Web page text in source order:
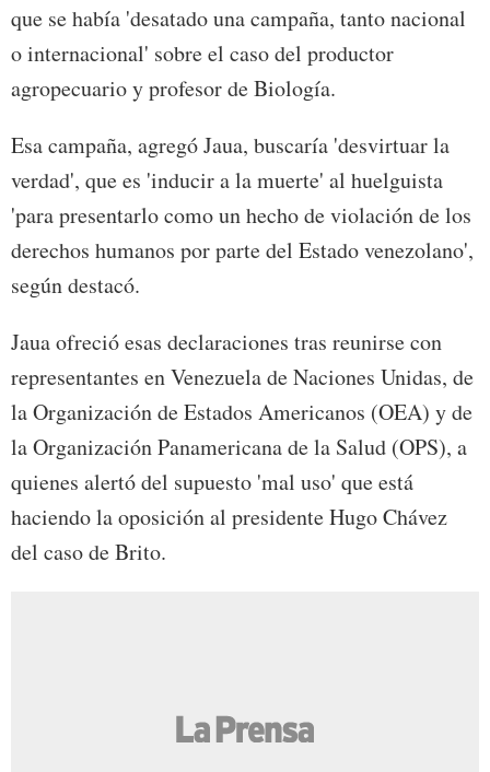
que se había 'desatado una campaña, tanto nacional
o internacional' sobre el caso del productor
agropecuario y profesor de Biología.
Esa campaña, agregó Jaua, buscaría 'desvirtuar la
verdad', que es 'inducir a la muerte' al huelguista
'para presentarlo como un hecho de violación de los
derechos humanos por parte del Estado venezolano',
según destacó.
Jaua ofreció esas declaraciones tras reunirse con
representantes en Venezuela de Naciones Unidas, de
la Organización de Estados Americanos (OEA) y de
la Organización Panamericana de la Salud (OPS), a
quienes alertó del supuesto 'mal uso' que está
haciendo la oposición al presidente Hugo Chávez
del caso de Brito.